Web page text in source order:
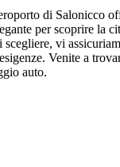
di Salonicco
per scoprire la
scegliere, vi
Venite a
auto.